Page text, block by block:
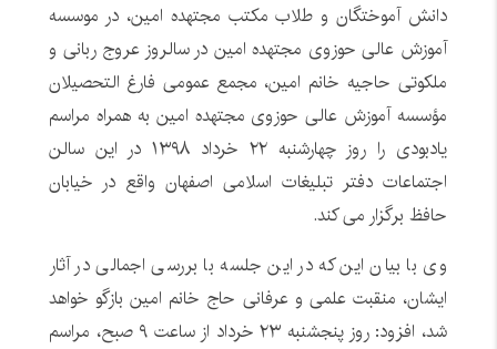
دانش آموختگان و طلاب مکتب مجتهده امین، در موسسه
آموزش عالی حوزوی مجتهده امین در سالروز عروج ربانی و
ملکوتی حاجیه خانم امین، مجمع عمومی فارغ التحصیلان
مؤسسه آموزش عالی حوزوی مجتهده امین به همراه مراسم
یادبودی را روز چهارشنبه ۲۲ خرداد ۱۳۹۸ در این سالن
اجتماعات دفتر تبلیغات اسلامی اصفهان واقع در خیابان
حافظ برگزار می کند.
وی با بیان این که در این جلسه با بررسی اجمالی در آثار
ایشان، منقبت علمی و عرفانی حاج خانم امین بازگو خواهد
شد، افزود: روز پنجشنبه ۲۳ خرداد از ساعت ۹ صبح، مراسم